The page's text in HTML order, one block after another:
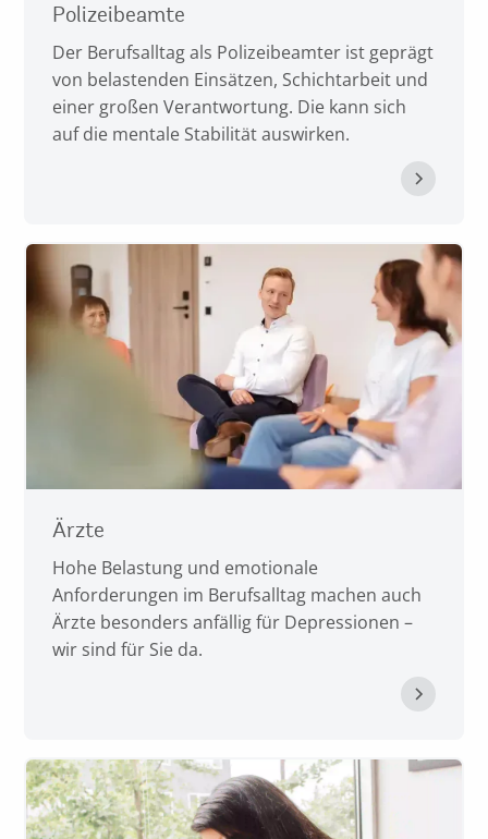
Polizeibeamte
Der Berufsalltag als Polizeibeamter ist geprägt
von belastenden Einsätzen, Schichtarbeit und
einer großen Verantwortung. Die kann sich
auf die mentale Stabilität auswirken.
Ärzte
Hohe Belastung und emotionale
Anforderungen im Berufsalltag machen auch
Ärzte besonders anfällig für Depressionen –
wir sind für Sie da.